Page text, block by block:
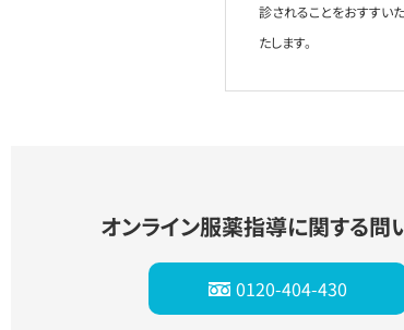
診されることをおすすい
たします。
オンライン服薬指導に関する問
0120-404-430